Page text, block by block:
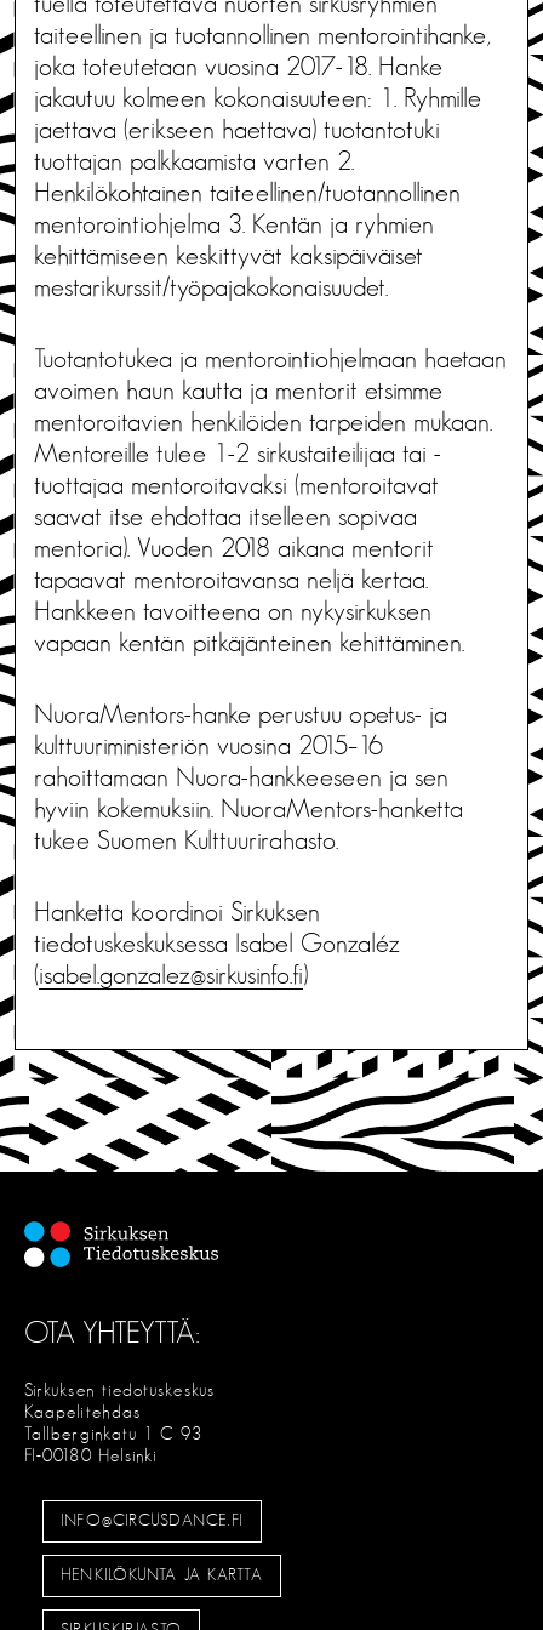
taiteellinen ja tuotannollinen mentorointihanke,
joka toteutetaan vuosina 2017-18. Hanke
jakautuu kolmeen kokonaisuuteen: 1. Ryhmille
jaettava (erikseen haettava) tuotantotuki
tuottajan palkkaamista varten 2.
Henkilökohtainen taiteellinen/tuotannollinen
mentorointiohjelma 3. Kentän ja ryhmien
kehittämiseen keskittyvät kaksipäiväiset
mestarikurssit/työpajakokonaisuudet.
Tuotantotukea ja mentorointiohjelmaan haetaan
avoimen haun kautta ja mentorit etsimme
mentoroitavien henkilöiden tarpeiden mukaan.
Mentoreille tulee 1-2 sirkustaiteilijaa tai -
tuottajaa mentoroitavaksi (mentoroitavat
saavat itse ehdottaa itselleen sopivaa
mentoria). Vuoden 2018 aikana mentorit
tapaavat mentoroitavansa neljä kertaa.
Hankkeen tavoitteena on nykysirkuksen
vapaan kentän pitkäjänteinen kehittäminen.
NuoraMentors-hanke perustuu opetus- ja
kulttuuriministeriön vuosina 2015–16
rahoittamaan Nuora-hankkeeseen ja sen
hyviin kokemuksiin. NuoraMentors-hanketta
tukee Suomen Kulttuurirahasto.
Hanketta koordinoi Sirkuksen
tiedotuskeskuksessa Isabel Gonzaléz
(isabel.gonzalez@sirkusinfo.fi)
OTA YHTEYTTÄ:
Sirkuksen tiedotuskeskus
Kaapelitehdas
Tallberginkatu 1 C 93
FI-00180 Helsinki
INFO@CIRCUSDANCE.FI
HENKILÖKUNTA JA KARTTA